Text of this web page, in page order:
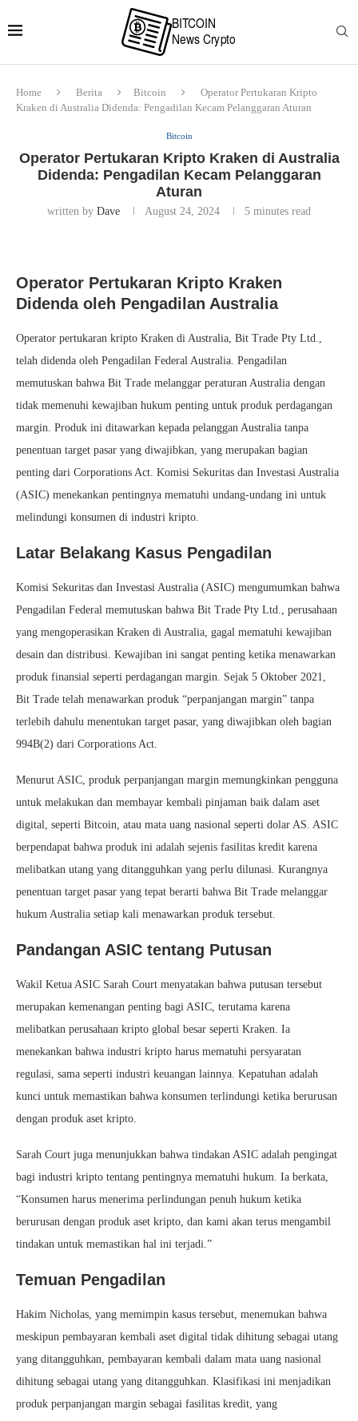
Home Berita Bitcoin
Operator Pertukaran Kripto
Kraken di Australia Didenda: Pengadilan Kecam Pelanggaran Aturan
Bitcoin
Operator Pertukaran Kripto Kraken di Australia
Didenda: Pengadilan Kecam Pelanggaran
Aturan
written by Dave August 24, 2024 5 minutes read
Operator Pertukaran Kripto Kraken
Didenda oleh Pengadilan Australia
Operator pertukaran kripto Kraken di Australia, Bit Trade Pty Ltd.,
telah didenda oleh Pengadilan Federal Australia. Pengadilan
memutuskan bahwa Bit Trade melanggar peraturan Australia dengan
tidak memenuhi kewajiban hukum penting untuk produk perdagangan
margin. Produk ini ditawarkan kepada pelanggan Australia tanpa
penentuan target pasar yang diwajibkan, yang merupakan bagian
penting dari Corporations Act. Komisi Sekuritas dan Investasi Australia
(ASIC) menekankan pentingnya mematuhi undang-undang ini untuk
melindungi konsumen di industri kripto.
Latar Belakang Kasus Pengadilan
Komisi Sekuritas dan Investasi Australia (ASIC) mengumumkan bahwa
Pengadilan Federal memutuskan bahwa Bit Trade Pty Ltd., perusahaan
yang mengoperasikan Kraken di Australia, gagal mematuhi kewajiban
desain dan distribusi. Kewajiban ini sangat penting ketika menawarkan
produk finansial seperti perdagangan margin. Sejak 5 Oktober 2021,
Bit Trade telah menawarkan produk “perpanjangan margin” tanpa
terlebih dahulu menentukan target pasar, yang diwajibkan oleh bagian
994B(2) dari Corporations Act.
Menurut ASIC, produk perpanjangan margin memungkinkan pengguna
untuk melakukan dan membayar kembali pinjaman baik dalam aset
digital, seperti Bitcoin, atau mata uang nasional seperti dolar AS. ASIC
berpendapat bahwa produk ini adalah sejenis fasilitas kredit karena
melibatkan utang yang ditangguhkan yang perlu dilunasi. Kurangnya
penentuan target pasar yang tepat berarti bahwa Bit Trade melanggar
hukum Australia setiap kali menawarkan produk tersebut.
Pandangan ASIC tentang Putusan
Wakil Ketua ASIC Sarah Court menyatakan bahwa putusan tersebut
merupakan kemenangan penting bagi ASIC, terutama karena
melibatkan perusahaan kripto global besar seperti Kraken. Ia
menekankan bahwa industri kripto harus mematuhi persyaratan
regulasi, sama seperti industri keuangan lainnya. Kepatuhan adalah
kunci untuk memastikan bahwa konsumen terlindungi ketika berurusan
dengan produk aset kripto.
Sarah Court juga menunjukkan bahwa tindakan ASIC adalah pengingat
bagi industri kripto tentang pentingnya mematuhi hukum. Ia berkata,
“Konsumen harus menerima perlindungan penuh hukum ketika
berurusan dengan produk aset kripto, dan kami akan terus mengambil
tindakan untuk memastikan hal ini terjadi.”
Temuan Pengadilan
Hakim Nicholas, yang memimpin kasus tersebut, menemukan bahwa
meskipun pembayaran kembali aset digital tidak dihitung sebagai utang
yang ditangguhkan, pembayaran kembali dalam mata uang nasional
dihitung sebagai utang yang ditangguhkan. Klasifikasi ini menjadikan
produk perpanjangan margin sebagai fasilitas kredit, yang